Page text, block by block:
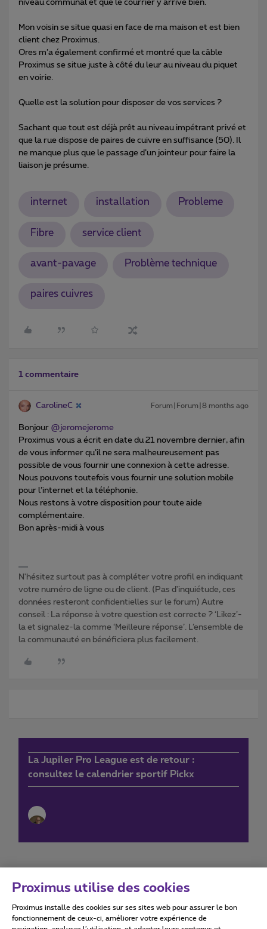
niveau communal et que le courrier y arrive bien.
Mon voisin se situe quasi en face de ma maison et est bien
client chez Proximus.
Ores m’a également confirmé et montré que la câble
Proximus se situe juste à côté du leur au niveau du piquet
en voirie.
Quelle est la solution pour disposer de vos services ?
Sachant que tout est déjà prêt au niveau impétrant privé et
que la rue dispose de paires de cuivre en suffisance (50). Il
ne manque plus que le passage d’un jointeur pour faire la
liaison je présume.
internet installation Probleme
Fibre service client
avant-pavage Problème technique
paires cuivres
1 commentaire
CarolineC Forum|Forum|8 months ago
Bonjour ​ @jeromejerome
Proximus vous a écrit en date du 21 novembre dernier, afin
de vous informer qu’il ne sera malheureusement pas
possible de vous fournir une connexion à cette adresse.
Nous pouvons toutefois vous fournir une solution mobile
pour l’internet et la téléphonie.
Nous restons à votre disposition pour toute aide
complémentaire.
Bon après-midi à vous
N'hésitez surtout pas à compléter votre profil en indiquant
votre numéro de ligne ou de client. (Pas d'inquiétude, ces
données resteront confidentielles sur le forum) Autre
conseil : La réponse à votre question est correcte ? ‘Likez’-
la et signalez-la comme ‘Meilleure réponse’. L’ensemble de
la communauté en bénéficiera plus facilement.
La Jupiler Pro League est de retour :
consultez le calendrier sportif Pickx
Conditions d'utilisation Accessibility statement
Proximus utilise des cookies
Proximus installe des cookies sur ses sites web pour assurer le bon
fonctionnement de ceux-ci, améliorer votre expérience de